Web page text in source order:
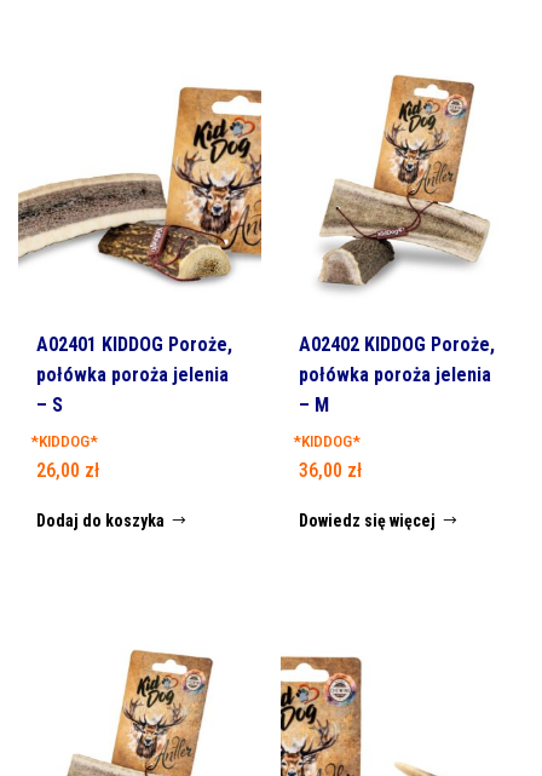
A02401 KIDDOG Poroże,
połówka poroża jelenia
– S
*KIDDOG*
26,00 zł
Dodaj do koszyka
A02402 KIDDOG Poroże,
połówka poroża jelenia
– M
*KIDDOG*
36,00 zł
Dowiedz się więcej